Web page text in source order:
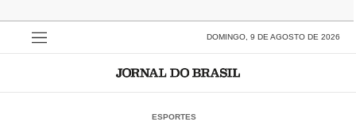
DOMINGO, 9 DE AGOSTO DE 2026
ESPORTES